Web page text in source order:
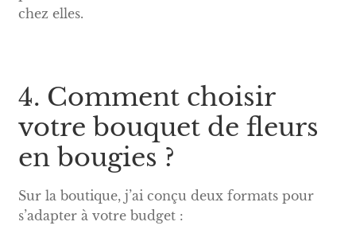
chez elles.
4. Comment choisir
votre bouquet de fleurs
en bougies ?
Sur la boutique, j’ai conçu deux formats pour
s’adapter à votre budget :